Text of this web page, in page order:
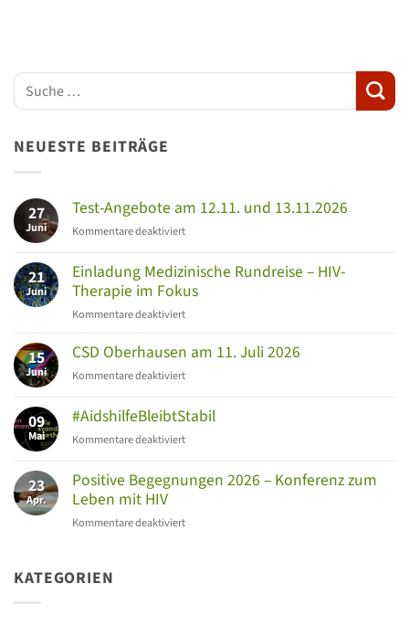
NEUESTE BEITRÄGE
27
Juni
Test-Angebote am 12.11. und 13.11.2026
Kommentare deaktiviertfür
Angebote
12.11.
und
21
Juni
Einladung Medizinische Rundreise – HIV-
Therapie im Fokus
Kommentare deaktiviertfür
Medizinische
–
Therapie
im
15
Juni
CSD Oberhausen am 11. Juli 2026
Kommentare deaktiviertfür
Oberhausen
am
11.
2026
09
Mai
#AidshilfeBleibtStabil
Kommentare deaktiviertfür
23
Apr.
Positive Begegnungen 2026 – Konferenz zum
Leben mit HIV
Kommentare deaktiviertfür
KATEGORIEN